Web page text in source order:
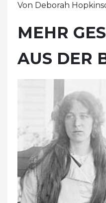
Von Deborah
MEHR
AUS DER